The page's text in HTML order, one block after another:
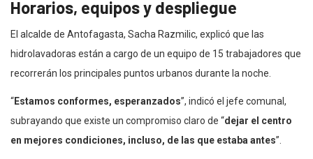
Horarios, equipos y despliegue
El alcalde de Antofagasta, Sacha Razmilic, explicó que las
hidrolavadoras están a cargo de un equipo de 15 trabajadores que
recorrerán los principales puntos urbanos durante la noche.
“Estamos conformes, esperanzados”, indicó el jefe comunal,
subrayando que existe un compromiso claro de “dejar el centro
en mejores condiciones, incluso, de las que estaba antes”.